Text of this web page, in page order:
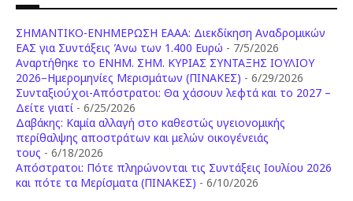
ΣΗΜΑΝΤΙΚΟ-ΕΝΗΜΕΡΩΣΗ ΕΑΑΑ: Διεκδίκηση Αναδρομικών
ΕΑΣ για Συντάξεις Άνω των 1.400 Ευρώ - 7/5/2026
Aναρτήθηκε το ENHM. ΣΗΜ. ΚΥΡΙΑΣ ΣΥΝΤΑΞΗΣ ΙΟΥΛΙΟΥ
2026–Ημερομηνίες Μερισμάτων (ΠΙΝΑΚΕΣ) - 6/29/2026
Συνταξιούχοι-Απόστρατοι: Θα χάσουν λεφτά και το 2027 –
Δείτε γιατί - 6/25/2026
Δαβάκης: Καμία αλλαγή στο καθεστώς υγειονομικής
περίθαλψης αποστράτων και μελών οικογένειάς
τους - 6/18/2026
Aπόστρατοι: Πότε πληρώνονται τις Συντάξεις Ιουλίου 2026
και πότε τα Μερίσματα (ΠΙΝΑΚΕΣ) - 6/10/2026